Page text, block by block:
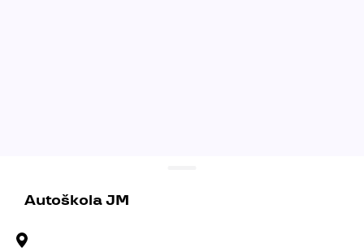
Autoškola JM